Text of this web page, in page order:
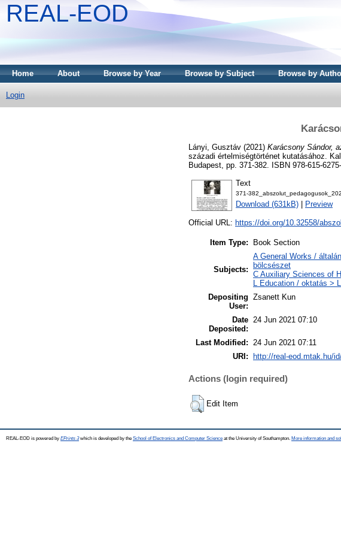
REAL-EOD
Home About Browse by Year Browse by Subject Browse by
Login
Lányi, Gusztáv (2021) Karácsony Sándor,
századi értelmiségtörténet kutatásához.
Budapest, pp. 371-382. ISBN 978-615-
Text
371-
Download (631kB) Preview
Official URL: https://doi.org/10.32558/
Item Type: Book Section
Subjects:
A General Works /
bölcsészet
C Auxiliary Sciences of
L Education / oktatás >
Depositing
User:
Zsanett Kun
Date
Deposited:
24 Jun 2021 07:10
Last Modified: 24 Jun 2021 07:11
URI:
http://real-eod.mtak.hu/
Actions (login required)
Edit Item
REAL-EOD is powered by EPrints 3which is developed by the School of Electronics and Computer Science at the University of Southampton. More information and